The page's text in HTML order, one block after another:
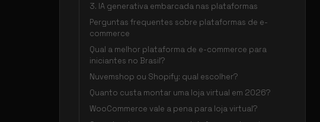
3. IA generativa embarcada nas plataformas
Perguntas frequentes sobre plataformas de e-
commerce
Qual a melhor plataforma de e-commerce para
iniciantes no Brasil?
Nuvemshop ou Shopify: qual escolher?
Quanto custa montar uma loja virtual em 2026?
WooCommerce vale a pena para loja virtual?